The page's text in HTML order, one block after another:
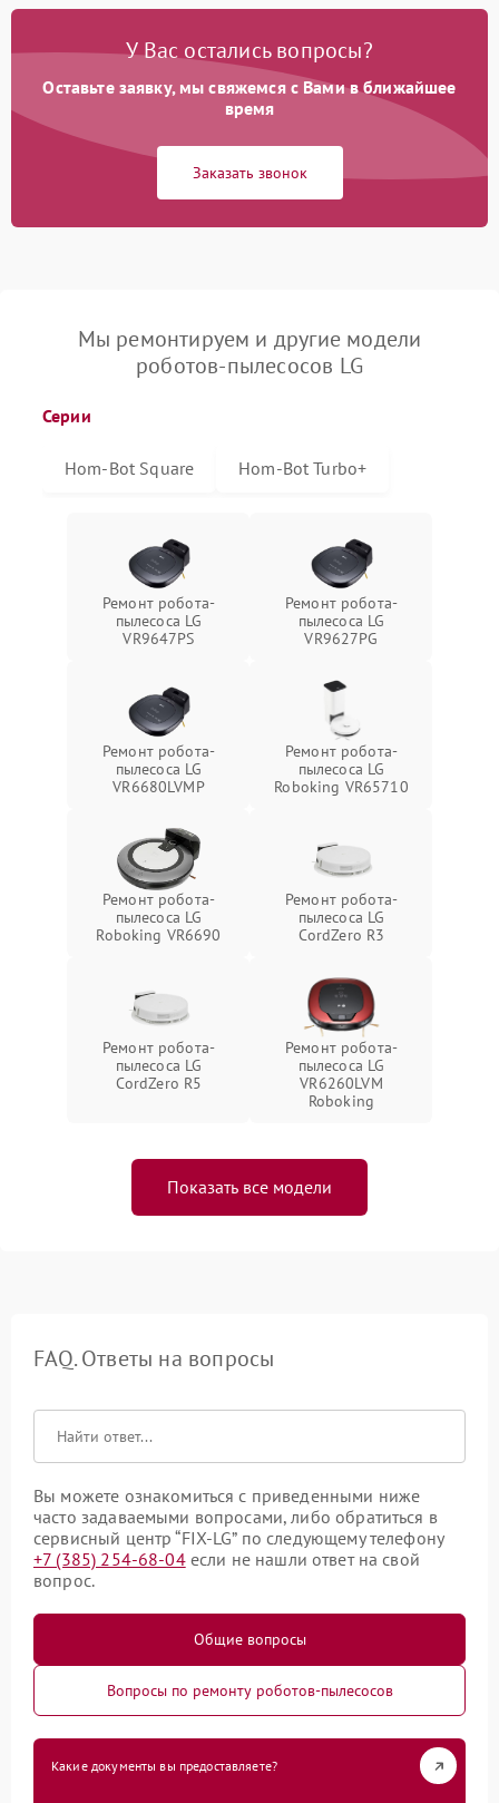
У Вас остались вопросы?
Оставьте заявку, мы свяжемся с Вами в ближайшее
время
Заказать звонок
Мы ремонтируем и другие модели
роботов-пылесосов LG
Серии
Hom-Bot Square Hom-Bot Turbo+
Ремонт робота-
пылесоса LG
VR9647PS
Ремонт робота-
пылесоса LG
VR9627PG
Ремонт робота-
пылесоса LG
VR6680LVMP
Ремонт робота-
пылесоса LG
Roboking VR65710
Ремонт робота-
пылесоса LG
Roboking VR6690
Ремонт робота-
пылесоса LG
CordZero R3
Ремонт робота-
пылесоса LG
CordZero R5
Ремонт робота-
пылесоса LG
VR6260LVM
Roboking
Показать все модели
FAQ. Ответы на вопросы
Вы можете ознакомиться с приведенными ниже
часто задаваемыми вопросами, либо обратиться в
сервисный центр “FIX-LG” по следующему телефону
+7 (385) 254-68-04если не нашли ответ на свой
вопрос.
Общие вопросы
Вопросы по ремонту роботов-пылесосов
Какие документы вы предоставляете?